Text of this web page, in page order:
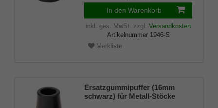
In den Warenkorb
inkl. ges. MwSt. zzgl. Versandkosten
Artikelnummer 1946-S
Merkliste
Ersatzgummipuffer (16mm
schwarz) für Metall-Stöcke